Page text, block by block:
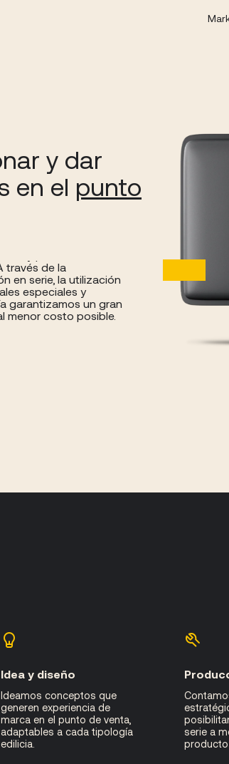
y dar
en el punto
menor costo posible.
Idea y diseño
Ideamos conceptos que
generen experiencia de
marca en el punto de venta,
adaptables a cada tipología
edilicia.
serie a
producto